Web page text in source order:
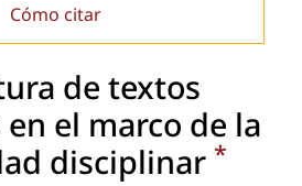
Cómo citar
de textos
el marco de la
disciplinar *